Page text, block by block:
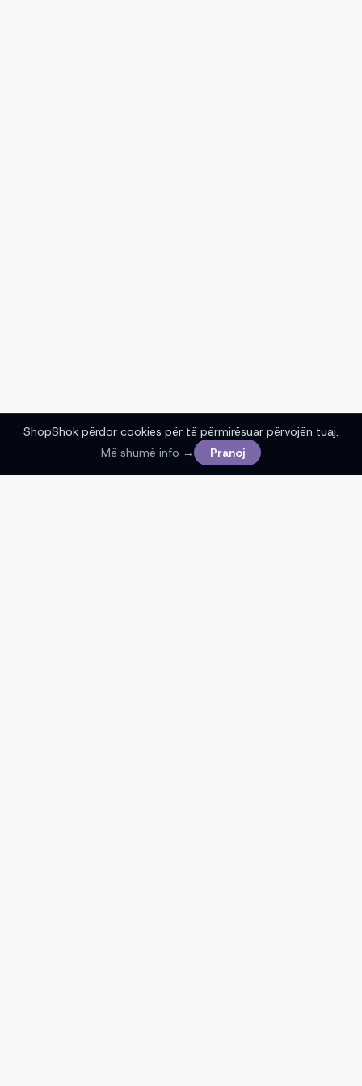
ShopShok përdor cookies për të përmirësuar përvojën tuaj.
Më shumë info →
Pranoj